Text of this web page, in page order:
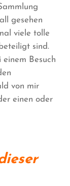
gesehen
viele tolle
sind.
Besuch
von mir
einen oder